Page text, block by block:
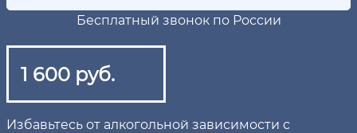
Бесплатный звонок по России
1 600 руб.
Избавьтесь от алкогольной зависимости с